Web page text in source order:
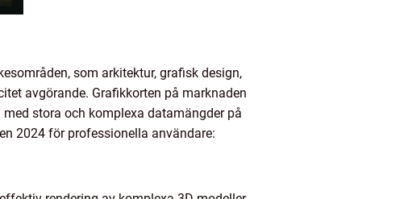
som arkitektur, grafisk design,
avgörande. Grafikkorten på marknaden
stora och komplexa datamängder på
2024 för professionella användare: